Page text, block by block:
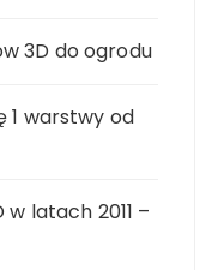
3D do ogrodu
1 warstwy od
latach 2011 –